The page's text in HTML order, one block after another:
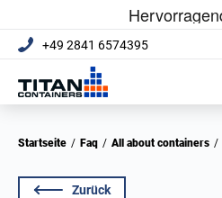
+49 2841 6574395
Startseite / Faq / All about containers /
Zurück